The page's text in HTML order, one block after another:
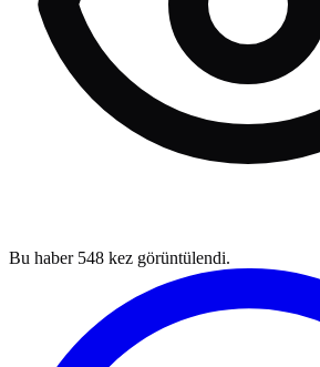
Bu haber 548 kez görüntülendi.